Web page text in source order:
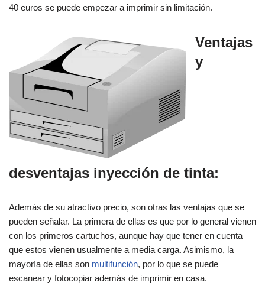
40 euros se puede empezar a imprimir sin limitación.
Ventajas
y
desventajas inyección de tinta:
Además de su atractivo precio, son otras las ventajas que se
pueden señalar. La primera de ellas es que por lo general vienen
con los primeros cartuchos, aunque hay que tener en cuenta
que estos vienen usualmente a media carga. Asimismo, la
mayoría de ellas son multifunción, por lo que se puede
escanear y fotocopiar además de imprimir en casa.